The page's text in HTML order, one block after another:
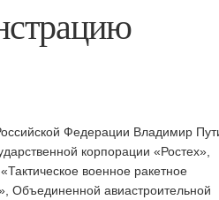
Федерации Владимир
корпорации «Ростех»,
военное ракетное
Объединенной авиастроительной